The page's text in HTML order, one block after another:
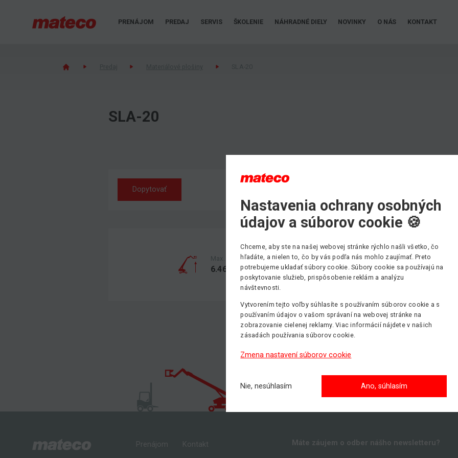
PRENÁJOM PREDAJ SERVIS ŠKOLENIE NÁHRADNÉ DIELY NOVINKY O NÁS KONTAKT
SLA-20
Dopytovať
Max. výška zdvihu
6.46 m
Min. nosnosť
363 kg
Pohon
Prenájom Kontakt Máte záujem o odber nášho newsletteru?
Nastavenia ochrany osobných
údajov a súborov cookie 🍪
Chceme, aby ste na našej webovej stránke rýchlo našli všetko, čo
hľadáte, a nielen to, čo by vás podľa nás mohlo zaujímať. Preto
potrebujeme ukladať súbory cookie. Súbory cookie sa používajú na
poskytovanie služieb, prispôsobenie reklám a analýzu
návštevnosti.
Vytvorením tejto voľby súhlasíte s používaním súborov cookie a s
používaním údajov o vašom správaní na webovej stránke na
zobrazovanie cielenej reklamy. Viac informácií nájdete v našich
zásadách používania súborov cookie.
Zmena nastavení súborov cookie
Nie, nesúhlasím Ano, súhlasím